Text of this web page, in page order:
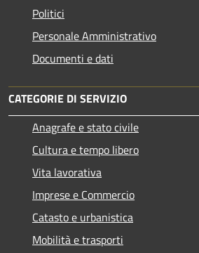
Politici
Personale Amministrativo
Documenti e dati
CATEGORIE DI SERVIZIO
Anagrafe e stato civile
Cultura e tempo libero
Vita lavorativa
Imprese e Commercio
Catasto e urbanistica
Mobilità e trasporti